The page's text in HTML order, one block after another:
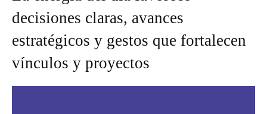
decisiones claras, avances
estratégicos y gestos que fortalecen
vínculos y proyectos